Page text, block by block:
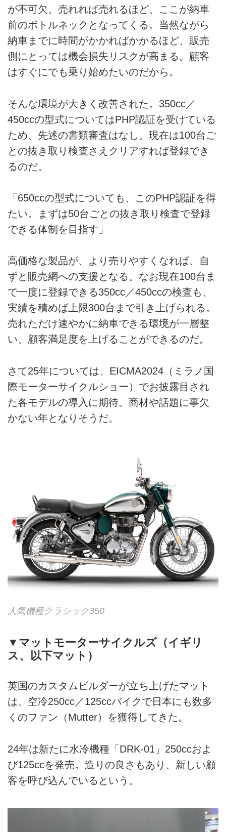
が不可欠。売れれば売れるほど、ここが納車
前のボトルネックとなってくる。当然ながら
納車までに時間がかかればかかるほど、販売
側にとっては機会損失リスクが高まる。顧客
はすぐにでも乗り始めたいのだから。
そんな環境が大きく改善された。350cc／
450ccの型式についてはPHP認証を受けている
ため、先述の書類審査はなし。現在は100台ご
との抜き取り検査さえクリアすれば登録でき
るのだ。
「650ccの型式についても、このPHP認証を得
たい。まずは50台ごとの抜き取り検査で登録
できる体制を目指す」
高価格な製品が、より売りやすくなれば、自
ずと販売網への支援となる。なお現在100台ま
で一度に登録できる350cc／450ccの検査も、
実績を積めば上限300台まで引き上げられる。
売れただけ速やかに納車できる環境が一層整
い、顧客満足度を上げることができるのだ。
さて25年については、EICMA2024（ミラノ国
際モーターサイクルショー）でお披露目され
た各モデルの導入に期待。商材や話題に事欠
かない年となりそうだ。
人気機種クラシック350
▼マットモーターサイクルズ（イギリ
ス、以下マット）
英国のカスタムビルダーが立ち上げたマット
は、空冷250cc／125ccバイクで日本にも数多
くのファン（Mutter）を獲得してきた。
24年は新たに水冷機種「DRK-01」250ccおよ
び125ccを発売。造りの良さもあり、新しい顧
客を呼び込んでいるという。